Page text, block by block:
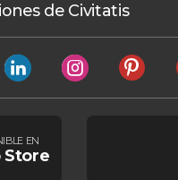
de Civitatis
EN
Store